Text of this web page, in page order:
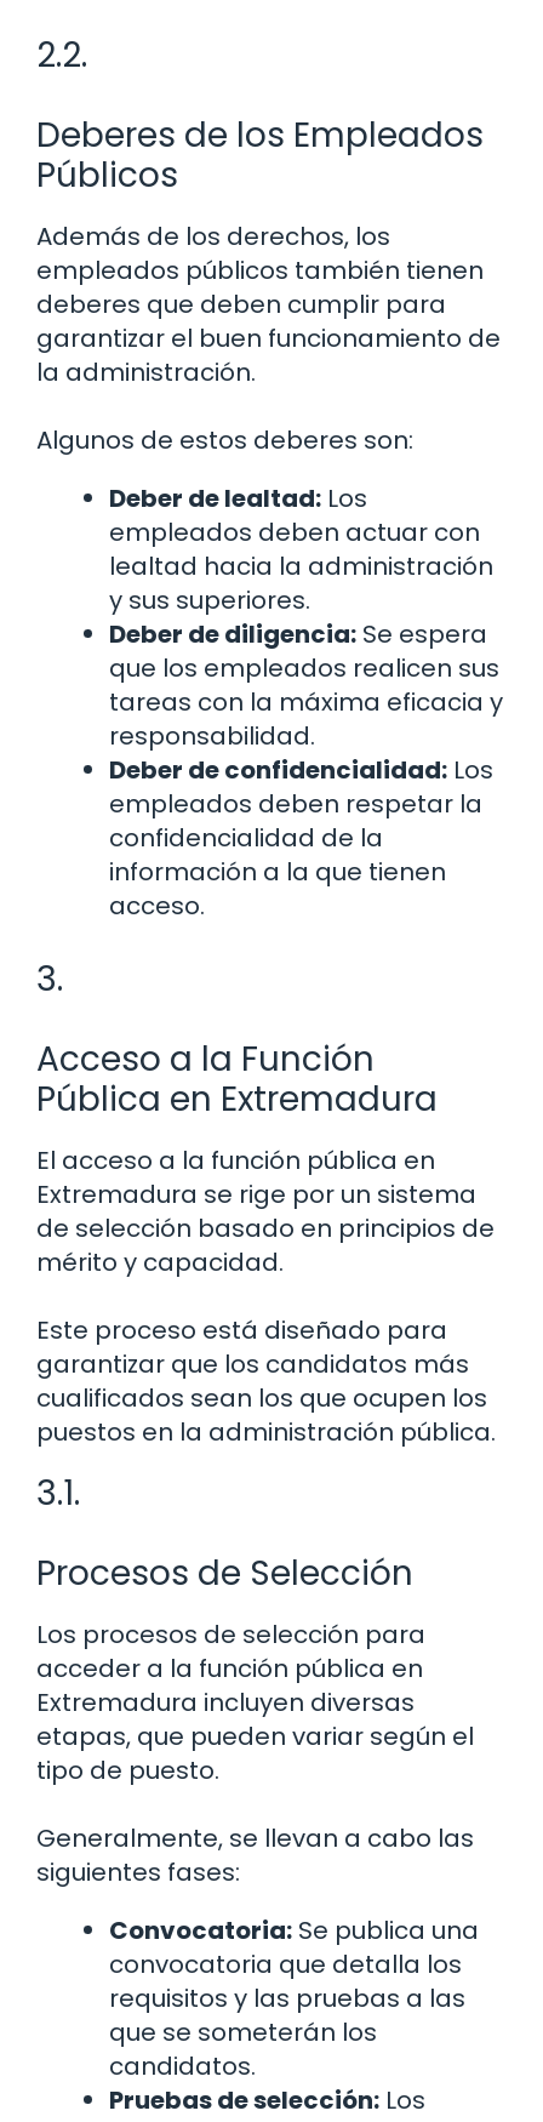
2.2.
Deberes de los Empleados
Públicos
Además de los derechos, los
empleados públicos también tienen
deberes que deben cumplir para
garantizar el buen funcionamiento de
la administración.
Algunos de estos deberes son:
Deber de lealtad: Los
empleados deben actuar con
lealtad hacia la administración
y sus superiores.
Deber de diligencia: Se espera
que los empleados realicen sus
tareas con la máxima eficacia y
responsabilidad.
Deber de confidencialidad: Los
empleados deben respetar la
confidencialidad de la
información a la que tienen
acceso.
3.
Acceso a la Función
Pública en Extremadura
El acceso a la función pública en
Extremadura se rige por un sistema
de selección basado en principios de
mérito y capacidad.
Este proceso está diseñado para
garantizar que los candidatos más
cualificados sean los que ocupen los
puestos en la administración pública.
3.1.
Procesos de Selección
Los procesos de selección para
acceder a la función pública en
Extremadura incluyen diversas
etapas, que pueden variar según el
tipo de puesto.
Generalmente, se llevan a cabo las
siguientes fases:
Convocatoria: Se publica una
convocatoria que detalla los
requisitos y las pruebas a las
que se someterán los
candidatos.
Pruebas de selección: Los